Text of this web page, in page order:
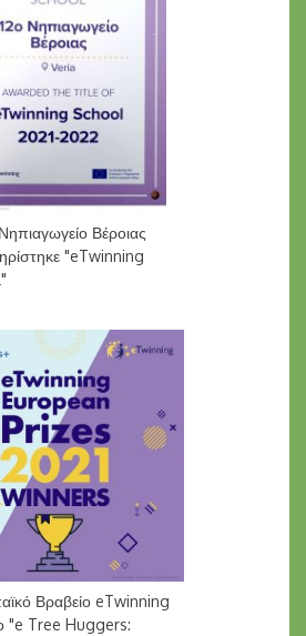
Βέροιας
"eTwinning
Βραβείο eTwinning
"e Tree Huggers: